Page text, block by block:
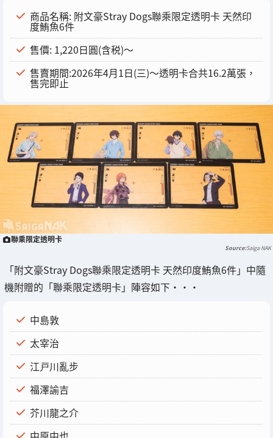
商品名稱: 附文豪Stray Dogs聯乘限定透明卡 天然印
度鮪魚6件
售價: 1,220日圓(含税)～
售賣期間:2026年4月1日(三)～透明卡合共16.2萬張，
售完即止
聯乘限定透明卡
Saiga NAK
「附文豪Stray Dogs聯乘限定透明卡 天然印度鮪魚6件」中隨
機附贈的「聯乘限定透明卡」陣容如下・・・
中島敦
太宰治
江戸川亂步
福澤諭吉
芥川龍之介